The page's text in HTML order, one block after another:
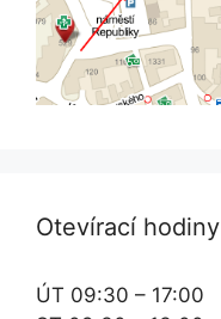
Otevírací hodiny
ÚT 09:30 – 17:00